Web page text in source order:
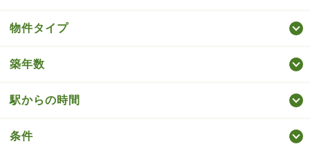
物件タイプ
築年数
駅からの時間
条件